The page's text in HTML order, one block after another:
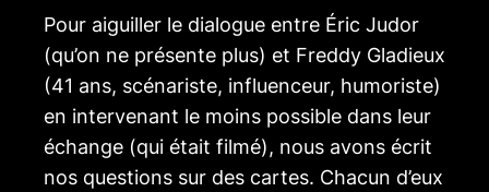
Pour aiguiller le dialogue entre Éric Judor
(qu’on ne présente plus) et Freddy Gladieux
(41 ans, scénariste, influenceur, humoriste)
en intervenant le moins possible dans leur
échange (qui était filmé), nous avons écrit
nos questions sur des cartes. Chacun d’eux